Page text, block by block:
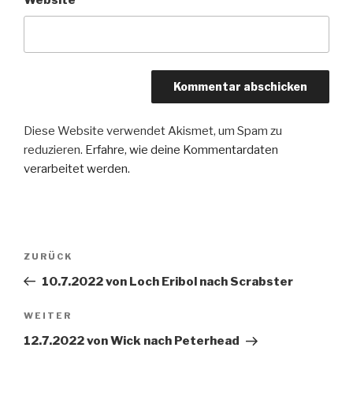
Diese Website verwendet Akismet, um Spam zu
reduzieren. Erfahre, wie deine Kommentardaten
verarbeitet werden.
Beitragsnavigation
Vorheriger
Beitrag
ZURÜCK
10.7.2022 von Loch Eribol nach Scrabster
Nächster
Beitrag
WEITER
12.7.2022 von Wick nach Peterhead